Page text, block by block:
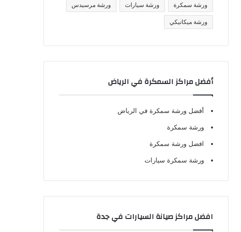
ورشة سمكرة ورشة سيارات ورشة مرسيدس
ورشة ميكانيكي
أفضل مراكز السمكرة في الرياض
أفضل ورشة سمكرة في الرياض
ورشة سمكرة
افضل ورشة سمكرة
ورشة سمكرة سيارات
افضل مراكز صيانة السيارات في جدة